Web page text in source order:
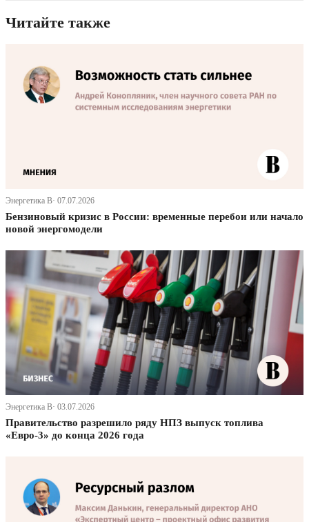
Читайте также
Энергетика В· 07.07.2026
Бензиновый кризис в России: временные перебои или начало
новой энергомодели
Энергетика В· 03.07.2026
Правительство разрешило ряду НПЗ выпуск топлива
«Евро-3» до конца 2026 года